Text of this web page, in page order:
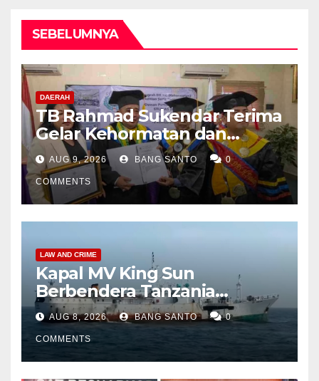
SEBELUMNYA
DAERAH
TB Rahmad Sukendar Terima
Gelar Kehormatan dan
Kemban Amanah Sebagai
Dewan Pembina STIJNAS
AUG 9, 2026 BANG SANTO 0
COMMENTS
LAW AND CRIME
Kapal MV King Sun
Berbendera Tanzania
Diamankan Tim Gabungan,
Bawa 1,3 Ton Narkoba di
Perairan Bintan
AUG 8, 2026 BANG SANTO 0
COMMENTS